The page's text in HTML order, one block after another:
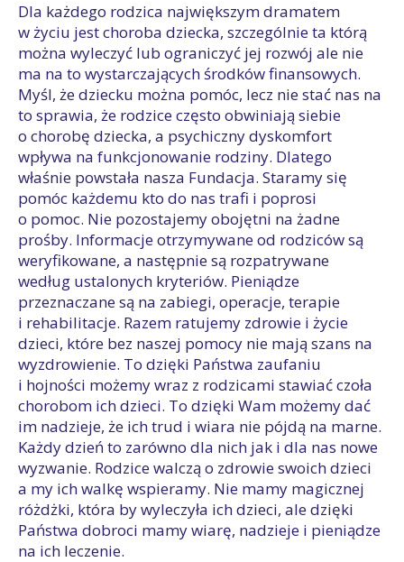
Dla każdego rodzica największym dramatem
w życiu jest choroba dziecka, szczególnie ta którą
można wyleczyć lub ograniczyć jej rozwój ale nie
ma na to wystarczających środków finansowych.
Myśl, że dziecku można pomóc, lecz nie stać nas na
to sprawia, że rodzice często obwiniają siebie
o chorobę dziecka, a psychiczny dyskomfort
wpływa na funkcjonowanie rodziny. Dlatego
właśnie powstała nasza Fundacja. Staramy się
pomóc każdemu kto do nas trafi i poprosi
o pomoc. Nie pozostajemy obojętni na żadne
prośby. Informacje otrzymywane od rodziców są
weryfikowane, a następnie są rozpatrywane
według ustalonych kryteriów. Pieniądze
przeznaczane są na zabiegi, operacje, terapie
i rehabilitacje. Razem ratujemy zdrowie i życie
dzieci, które bez naszej pomocy nie mają szans na
wyzdrowienie. To dzięki Państwa zaufaniu
i hojności możemy wraz z rodzicami stawiać czoła
chorobom ich dzieci. To dzięki Wam możemy dać
im nadzieje, że ich trud i wiara nie pójdą na marne.
Każdy dzień to zarówno dla nich jak i dla nas nowe
wyzwanie. Rodzice walczą o zdrowie swoich dzieci
a my ich walkę wspieramy. Nie mamy magicznej
różdżki, która by wyleczyła ich dzieci, ale dzięki
Państwa dobroci mamy wiarę, nadzieje i pieniądze
na ich leczenie.